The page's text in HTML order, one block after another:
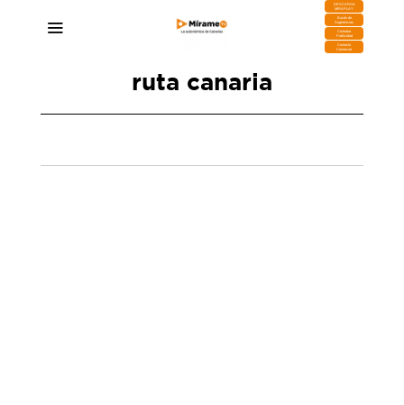
DESCARGA
MIRAPLAY
Buzón de
Sugerencias
Contratar
Publicidad
Contacto
Comercial
ruta canaria